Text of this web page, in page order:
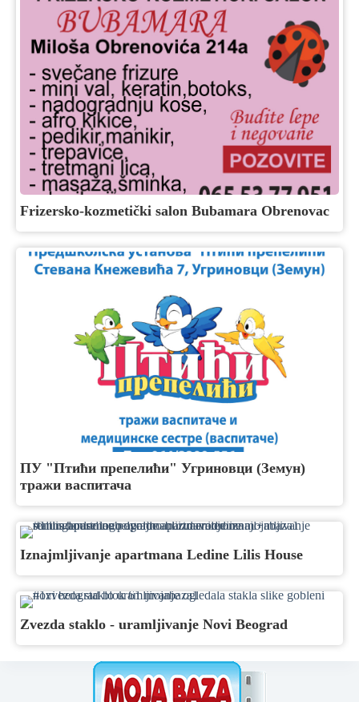
Frizersko-kozmetički salon Bubamara Obrenovac
ПУ "Птићи препелићи" Угриновци (Земун)
тражи васпитача
Iznajmljivanje apartmana Ledine Lilis House
Zvezda staklo - uramljivanje Novi Beograd